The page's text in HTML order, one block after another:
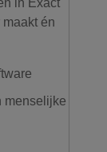
én
menselijke